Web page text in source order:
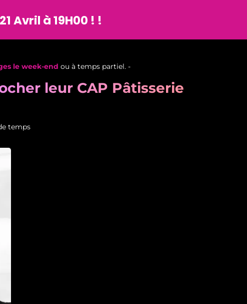
Avril à 19H00 ! !
le week-end ou à temps partiel. -
leur CAP Pâtisserie
temps